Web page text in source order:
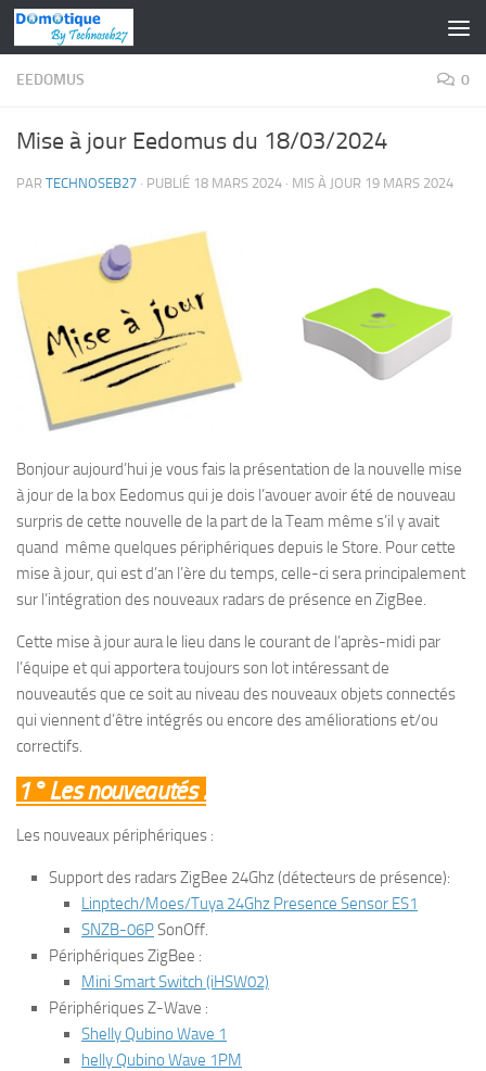
Skip to content
EEDOMUS 0
Mise à jour Eedomus du 18/03/2024
PAR TECHNOSEB27 · PUBLIÉ 18 MARS 2024 · MIS À JOUR 19 MARS 2024
Bonjour aujourd’hui je vous fais la présentation de la nouvelle mise
à jour de la box Eedomus qui je dois l’avouer avoir été de nouveau
surpris de cette nouvelle de la part de la Team même s’il y avait
quand même quelques périphériques depuis le Store. Pour cette
mise à jour, qui est d’an l’ère du temps, celle-ci sera principalement
sur l’intégration des nouveaux radars de présence en ZigBee.
Cette mise à jour aura le lieu dans le courant de l’après-midi par
l’équipe et qui apportera toujours son lot intéressant de
nouveautés que ce soit au niveau des nouveaux objets connectés
qui viennent d’être intégrés ou encore des améliorations et/ou
correctifs.
1° Les nouveautés :
Les nouveaux périphériques :
Support des radars ZigBee 24Ghz (détecteurs de présence):
Linptech/Moes/Tuya 24Ghz Presence Sensor ES1
SNZB-06PSonOff.
Périphériques ZigBee :
Mini Smart Switch (iHSW02)
Périphériques Z-Wave :
Shelly Qubino Wave 1
helly Qubino Wave 1PM